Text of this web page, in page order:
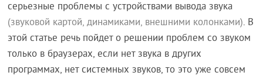
серьезные проблемы с устройствами вывода звука
(звуковой картой, динамиками, внешними колонками). В
этой статье речь пойдет о решении проблем со звуком
только в браузерах, если нет звука в других
программах, нет системных звуков, то это уже совсем